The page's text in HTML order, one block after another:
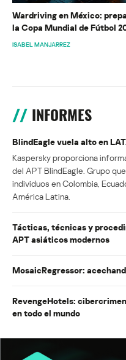
Wardriving en México:
la Copa Mundial de Fútbol
ISABEL MANJARREZ
INFORMES
BlindEagle vuela alto en
Kaspersky proporciona
del APT BlindEagle. Grupo
individuos en Colombia,
América Latina.
Tácticas, técnicas y
APT asiáticos modernos
MosaicRegressor:
RevengeHotels:
en todo el mundo